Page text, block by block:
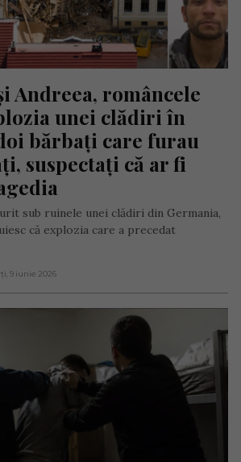
Andreea, româncele
unei clădiri în
bărbați care furau
suspectați că ar fi
sub ruinele unei clădiri din Germania,
că explozia care a precedat
9 iunie 2026